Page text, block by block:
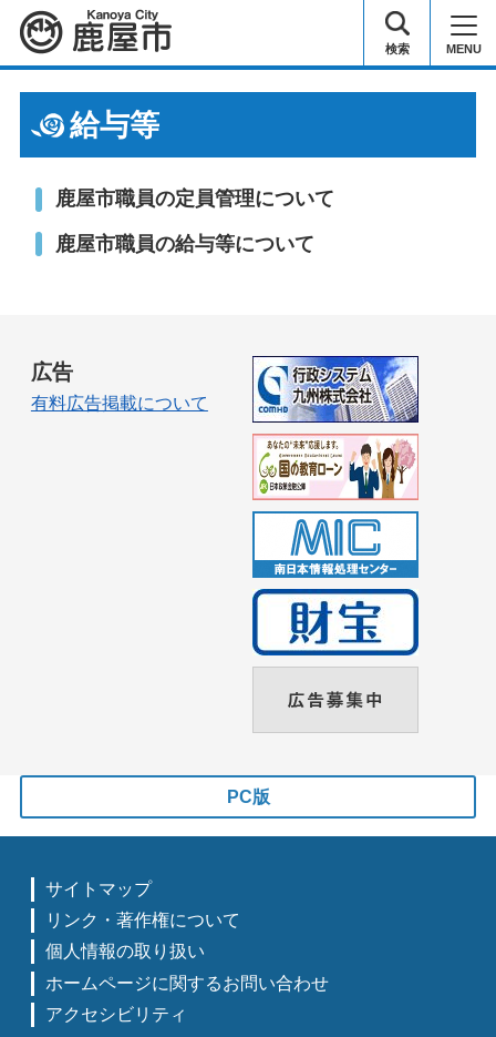
鹿屋市 検索 MENU
給与等
鹿屋市職員の定員管理について
鹿屋市職員の給与等について
広告
有料広告掲載について
PC版
サイトマップ
リンク・著作権について
個人情報の取り扱い
ホームページに関するお問い合わせ
アクセシビリティ